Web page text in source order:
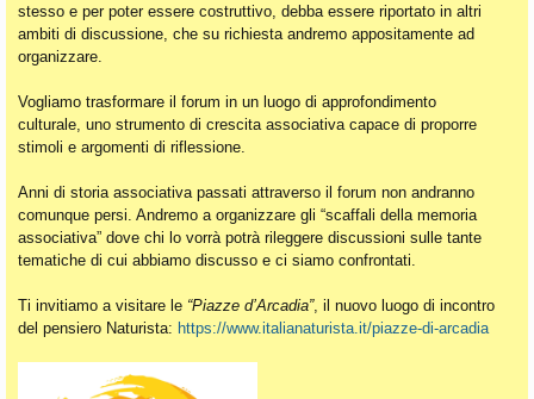
stesso e per poter essere costruttivo, debba essere riportato in altri
ambiti di discussione, che su richiesta andremo appositamente ad
organizzare.
Vogliamo trasformare il forum in un luogo di approfondimento
culturale, uno strumento di crescita associativa capace di proporre
stimoli e argomenti di riflessione.
Anni di storia associativa passati attraverso il forum non andranno
comunque persi. Andremo a organizzare gli “scaffali della memoria
associativa” dove chi lo vorrà potrà rileggere discussioni sulle tante
tematiche di cui abbiamo discusso e ci siamo confrontati.
Ti invitiamo a visitare le “Piazze d’Arcadia”, il nuovo luogo di incontro
del pensiero Naturista: https://www.italianaturista.it/piazze-di-arcadia